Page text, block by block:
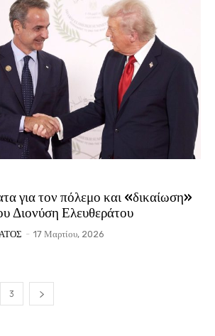
για τον πόλεμο και «δικαίωση»
Διονύση Ελευθεράτου
- 17 Μαρτίου, 2026
3